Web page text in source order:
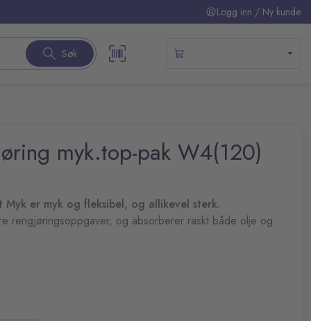
Logg inn / Ny kunde
Søk
myk.top-pak W4(120)
er myk og fleksibel, og allikevel sterk.
rengjøringsoppgaver, og absorberer raskt både olje og
enklere.
pak.